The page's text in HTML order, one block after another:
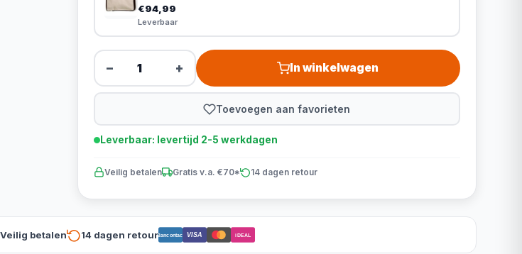
€94,99
Leverbaar
− + In winkelwagen
Toevoegen aan favorieten
Leverbaar: levertijd 2-5 werkdagen
Veilig betalen Gratis v.a. €70* 14 dagen retour
Veilig betalen 14 dagen retourBancontact VISA iDEAL